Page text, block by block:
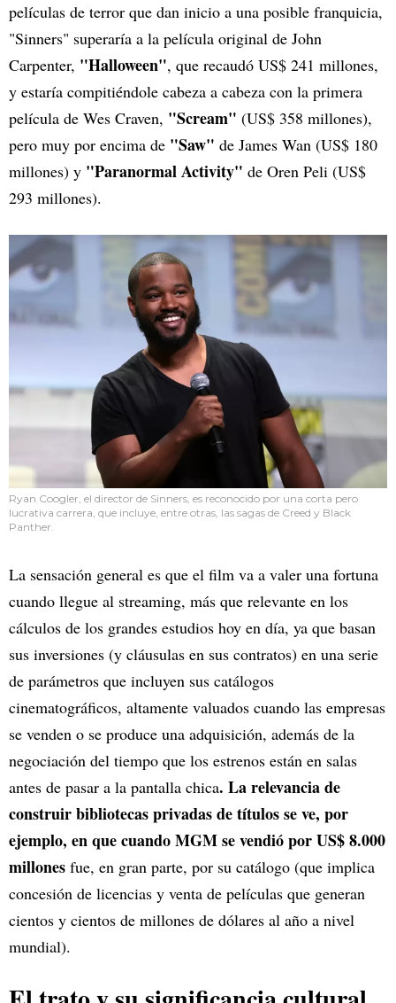
películas de terror que dan inicio a una posible franquicia,
"Sinners" superaría a la película original de John
Carpenter, "Halloween", que recaudó US$ 241 millones,
y estaría compitiéndole cabeza a cabeza con la primera
película de Wes Craven, "Scream" (US$ 358 millones),
pero muy por encima de "Saw" de James Wan (US$ 180
millones) y "Paranormal Activity" de Oren Peli (US$
293 millones).
Ryan Coogler, el director de Sinners, es reconocido por una corta pero
lucrativa carrera, que incluye, entre otras, las sagas de Creed y Black
Panther.
La sensación general es que el film va a valer una fortuna
cuando llegue al streaming, más que relevante en los
cálculos de los grandes estudios hoy en día, ya que basan
sus inversiones (y cláusulas en sus contratos) en una serie
de parámetros que incluyen sus catálogos
cinematográficos, altamente valuados cuando las empresas
se venden o se produce una adquisición, además de la
negociación del tiempo que los estrenos están en salas
antes de pasar a la pantalla chica. La relevancia de
construir bibliotecas privadas de títulos se ve, por
ejemplo, en que cuando MGM se vendió por US$ 8.000
millones fue, en gran parte, por su catálogo (que implica
concesión de licencias y venta de películas que generan
cientos y cientos de millones de dólares al año a nivel
mundial).